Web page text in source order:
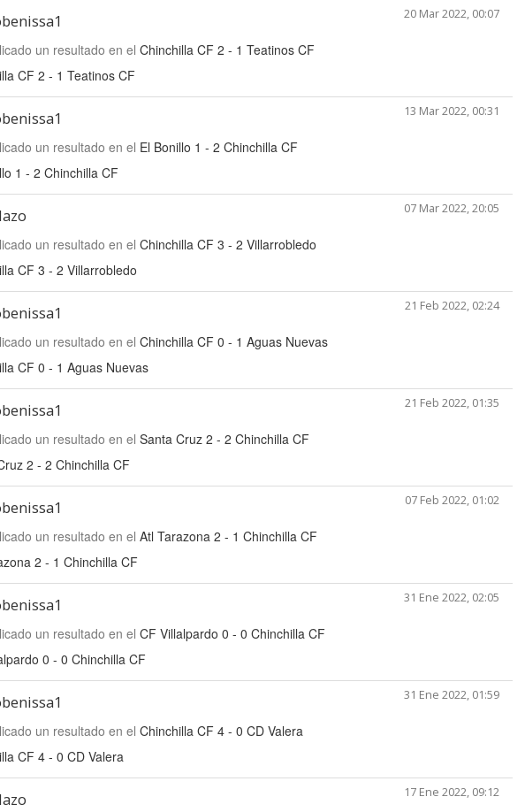
20 Mar 2022, 00:07
un resultado en el Chinchilla CF 2 - 1 Teatinos CF
CF 2 - 1 Teatinos CF
13 Mar 2022, 00:31
un resultado en el El Bonillo 1 - 2 Chinchilla CF
1 - 2 Chinchilla CF
07 Mar 2022, 20:05
un resultado en el Chinchilla CF 3 - 2 Villarrobledo
CF 3 - 2 Villarrobledo
21 Feb 2022, 02:24
un resultado en el Chinchilla CF 0 - 1 Aguas Nuevas
CF 0 - 1 Aguas Nuevas
21 Feb 2022, 01:35
un resultado en el Santa Cruz 2 - 2 Chinchilla CF
2 - 2 Chinchilla CF
07 Feb 2022, 01:02
un resultado en el Atl Tarazona 2 - 1 Chinchilla CF
2 - 1 Chinchilla CF
31 Ene 2022, 02:05
un resultado en el CF Villalpardo 0 - 0 Chinchilla CF
0 - 0 Chinchilla CF
31 Ene 2022, 01:59
un resultado en el Chinchilla CF 4 - 0 CD Valera
CF 4 - 0 CD Valera
17 Ene 2022, 09:12